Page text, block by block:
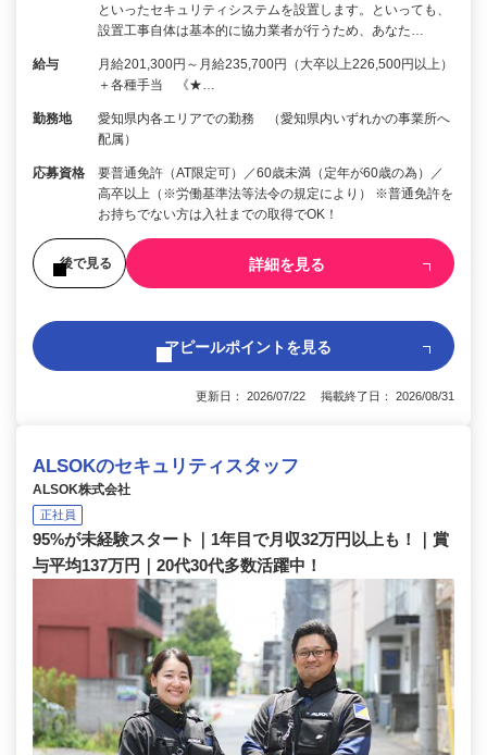
といったセキュリティシステムを設置します。といっても、
設置工事自体は基本的に協力業者が行うため、あなた…
給与
月給201,300円～月給235,700円（大卒以上226,500円以上）
＋各種手当 《★…
勤務地
愛知県内各エリアでの勤務 （愛知県内いずれかの事業所へ
配属）
応募資格
要普通免許（AT限定可）／60歳未満（定年が60歳の為）／
高卒以上（※労働基準法等法令の規定により） ※普通免許を
お持ちでない方は入社までの取得でOK！
後で見る 詳細を見る
アピールポイントを見る
更新日： 2026/07/22 掲載終了日： 2026/08/31
ALSOKのセキュリティスタッフ
ALSOK株式会社
正社員
95%が未経験スタート｜1年目で月収32万円以上も！｜賞
与平均137万円｜20代30代多数活躍中！